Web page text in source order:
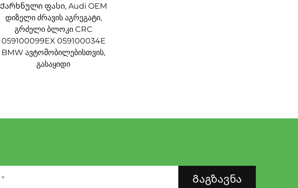
Ქარხნული ფასი, Audi OEM
დიზელი ძრავის აგრეგატი,
გრძელი ბლოკი CRC
059100099EX 059100034E
BMW ავტომობილებისთვის,
გასაყიდი
Გაგზავნა